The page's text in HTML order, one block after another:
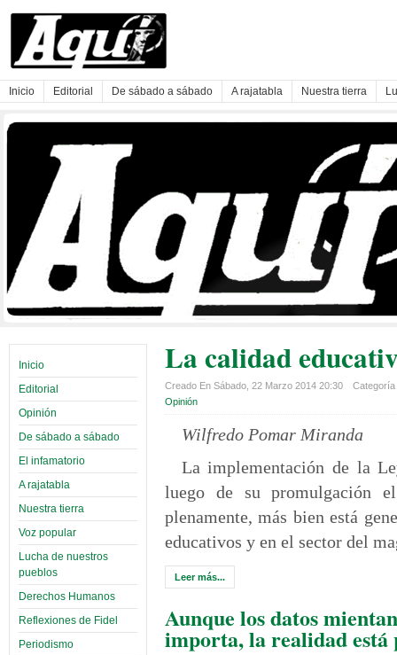
Inicio Editorial De sábado a sábado A rajatabla Nuestra tierra
Inicio
Editorial
Opinión
De sábado a sábado
El infamatorio
A rajatabla
Nuestra tierra
Voz popular
Lucha de nuestros
pueblos
Derechos Humanos
Reflexiones de Fidel
Periodismo
La calidad
Creado En Sábado, 22 Marzo 2014 20:30
Opinión
Wilfredo Pomar Miranda
La implementación de la
luego de su promulgación
plenamente, más bien está
educativos y en el sector del
Leer más...
Aunque los datos
importa, la realidad está